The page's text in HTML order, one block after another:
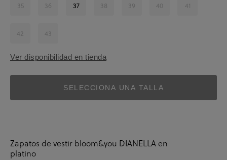
35 36 37 38 39 40 41
42 43
Ver disponibilidad en tienda
SELECCIONA UNA TALLA
Zapatos de vestir bloom&you DIANELLA en
platino